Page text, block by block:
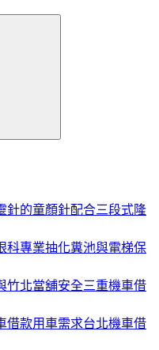
針的童顏針配合三段式隆
科專業抽化糞池與電梯保
竹北當舖安全三重機車借
借款用車需求台北機車借